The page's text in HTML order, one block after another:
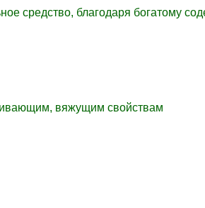
средство, благодаря богатому
вяжущим свойствам